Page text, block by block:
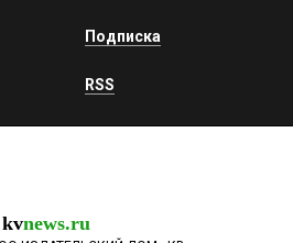
Подписка
RSS
kvnews.ru